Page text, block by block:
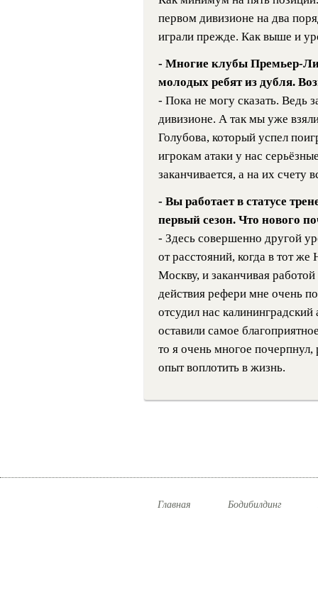
первом дивизионе на два
играли прежде. Как выше и
- Многие клубы Премьер-
молодых ребят из дубля.
- Пока не могу сказать. Ведь
дивизионе. А так мы уже
Голубова, который успел
игрокам атаки у нас
заканчивается, а на их счету
- Вы работает в статусе
первый сезон. Что нового
- Здесь совершенно другой
от расстояний, когда в тот
Москву, и заканчивая
действия рефери мне очень
отсудил нас
оставили самое
то я очень многое почерпнул,
опыт воплотить в жизнь.
Главная Бодибилдинг